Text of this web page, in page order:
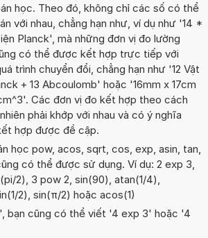
học. Theo đó, không chỉ các số có thể
với nhau, chẳng hạn như, ví dụ như '14 *
Planck', mà những đơn vị đo lường
có thể được kết hợp trực tiếp với
trình chuyển đổi, chẳng hạn như '12 Vật
+ 13 Abcoulomb' hoặc '16mm x 17cm
Các đơn vị đo kết hợp theo cách
phải khớp với nhau và có ý nghĩa
hợp được đề cập.
học pow, acos, sqrt, cos, exp, asin, tan,
có thể được sử dụng. Ví dụ: 2 exp 3,
2), 3 pow 2, sin(90), atan(1/4),
2), sin(π/2) hoặc acos(1)
bạn cũng có thể viết '4 exp 3' hoặc '4